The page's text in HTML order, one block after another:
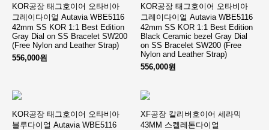
KOR공장 태그호이어 오타비아
그레이다이얼 Autavia WBE5116
42mm SS KOR 1:1 Best Edition
Gray Dial on SS Bracelet SW200
(Free Nylon and Leather Strap)
556,000원
KOR공장 태그호이어 오타비아
그레이다이얼 Autavia WBE5116
42mm SS KOR 1:1 Best Edition
Black Ceramic bezel Gray Dial
on SS Bracelet SW200 (Free
Nylon and Leather Strap)
556,000원
KOR공장 태그호이어 오타비아
블루다이얼 Autavia WBE5116
XF공장 칼리버호이어 세라믹
43MM 스켈레톤다이얼